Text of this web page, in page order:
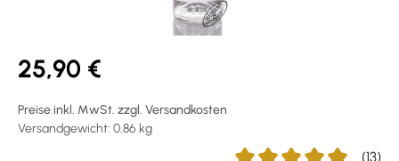
25,90 €
Preise inkl. MwSt. zzgl. Versandkosten
Versandgewicht: 0.86 kg
(13)